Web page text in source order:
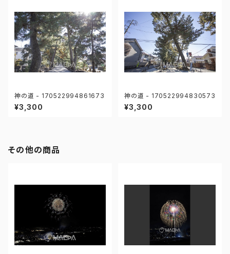
神の道 - 170522994861673
¥3,300
神の道 - 170522994830573
¥3,300
その他の商品